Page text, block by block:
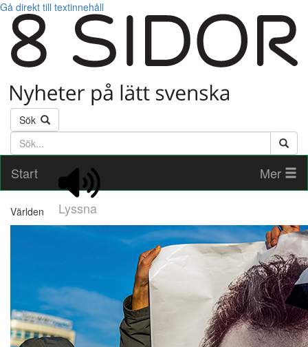
Gå direkt till textinnehåll
Sök
Söktext
Start
Lyssna
Mer
Världen